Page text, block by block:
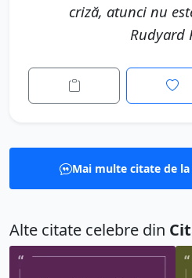
criză, atunci nu
Rudyard
Mai multe citate de
Alte citate celebre din